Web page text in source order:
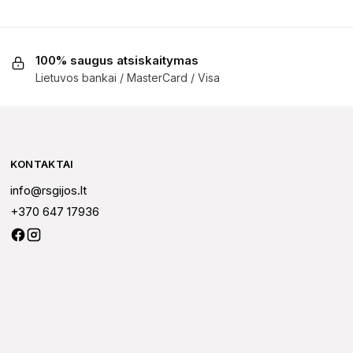
100% saugus atsiskaitymas
Lietuvos bankai / MasterCard / Visa
KONTAKTAI
info@rsgijos.lt
+370 647 17936